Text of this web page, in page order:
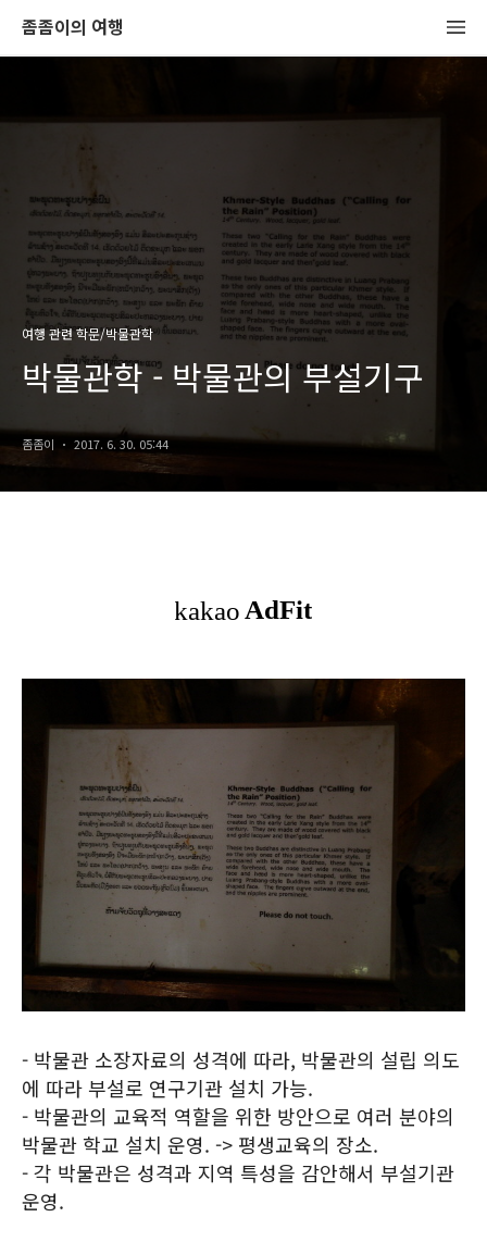
좀좀이의 여행
여행 관련 학문/박물관학
박물관학 - 박물관의 부설기구
좀좀이 2017. 6. 30. 05:44
- 박물관 소장자료의 성격에 따라, 박물관의 설립 의도
에 따라 부설로 연구기관 설치 가능.
- 박물관의 교육적 역할을 위한 방안으로 여러 분야의
박물관 학교 설치 운영. -> 평생교육의 장소.
- 각 박물관은 성격과 지역 특성을 감안해서 부설기관
운영.